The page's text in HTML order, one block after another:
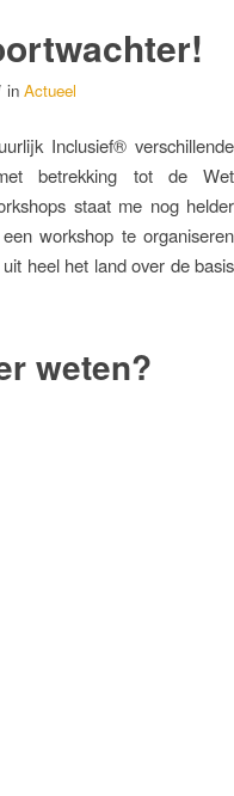
in Actueel
Inclusief® verschillende
betrekking tot de Wet
staat me nog helder
workshop te organiseren
heel het land over de basis
weten?